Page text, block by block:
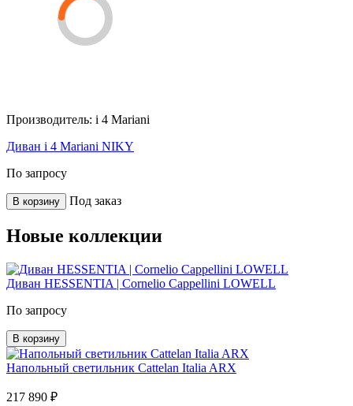
Производитель: i 4 Mariani
Диван i 4 Mariani NIKY
По запросу
В корзину Под заказ
Новые коллекции
Диван HESSENTIA | Cornelio Cappellini LOWELL
По запросу
В корзину
Напольный светильник Cattelan Italia ARX
217 890 ₽